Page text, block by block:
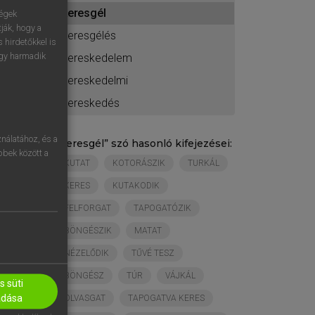
keresgél
keresgélés
kereskedelem
kereskedelmi
kereskedés
„ keresgél” szó hasonló kifejezései:
KUTAT KOTORÁSZIK TURKÁL
KERES KUTAKODIK
FELFORGAT TAPOGATÓZIK
BÖNGÉSZIK MATAT
NÉZELŐDIK TŰVÉ TESZ
BÖNGÉSZ TÚR VÁJKÁL
OLVASGAT TAPOGATVA KERES
hogy a
hirdetőkkel is
harmadik
és a
között a
süti